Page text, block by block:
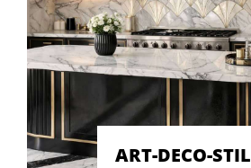
ART-DECO-STIL